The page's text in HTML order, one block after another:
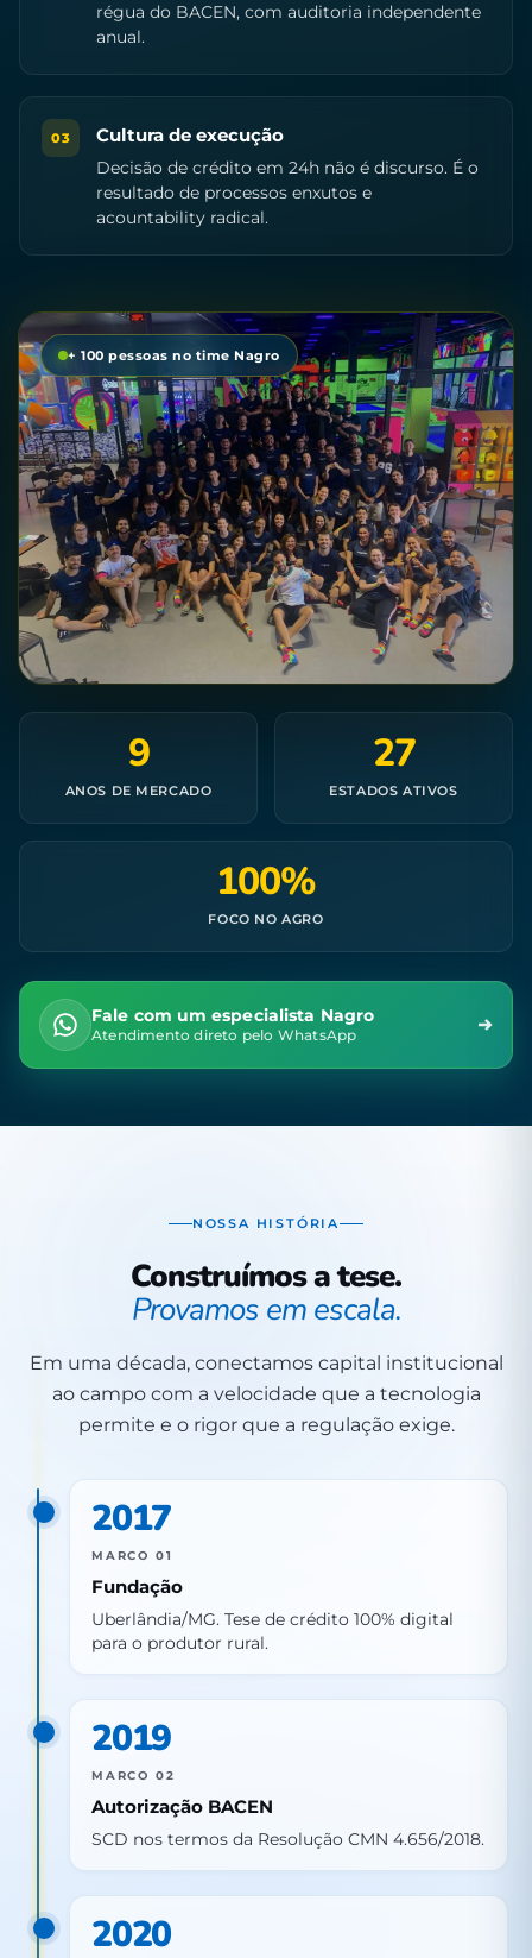
régua do BACEN, com auditoria independente
anual.
03 Cultura de execução
Decisão de crédito em 24h não é discurso. É o
resultado de processos enxutos e
acountability radical.
+ 100 pessoas no time Nagro
9
ANOS DE MERCADO
27
ESTADOS ATIVOS
100%
FOCO NO AGRO
Fale com um especialista Nagro
Atendimento direto pelo WhatsApp
NOSSA HISTÓRIA
Construímos a tese.
Provamos em escala.
Em uma década, conectamos capital institucional
ao campo com a velocidade que a tecnologia
permite e o rigor que a regulação exige.
2017
MARCO 01
Fundação
Uberlândia/MG. Tese de crédito 100% digital
para o produtor rural.
2019
MARCO 02
Autorização BACEN
SCD nos termos da Resolução CMN 4.656/2018.
2020